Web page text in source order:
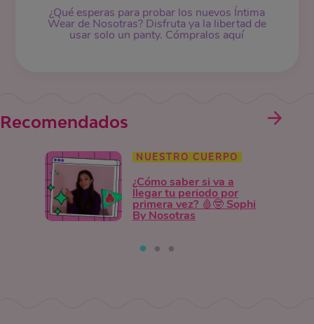
¿Qué esperas para probar los nuevos Íntima
Wear de Nosotras? Disfruta ya la libertad de
usar solo un panty. Cómpralos aquí
Recomendados
NUESTRO CUERPO
¿Cómo saber si va a
llegar tu periodo por
primera vez? 🩸🤓 Sophi
By Nosotras